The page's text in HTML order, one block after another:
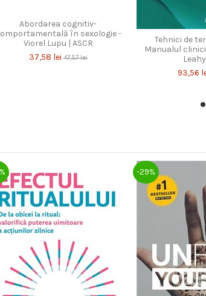
Abordarea cognitiv-
în sexologie -
Viorel Lupu | ASCR
37,58 lei47,57 lei
Tehnici de
Manualul
93,56
-29%